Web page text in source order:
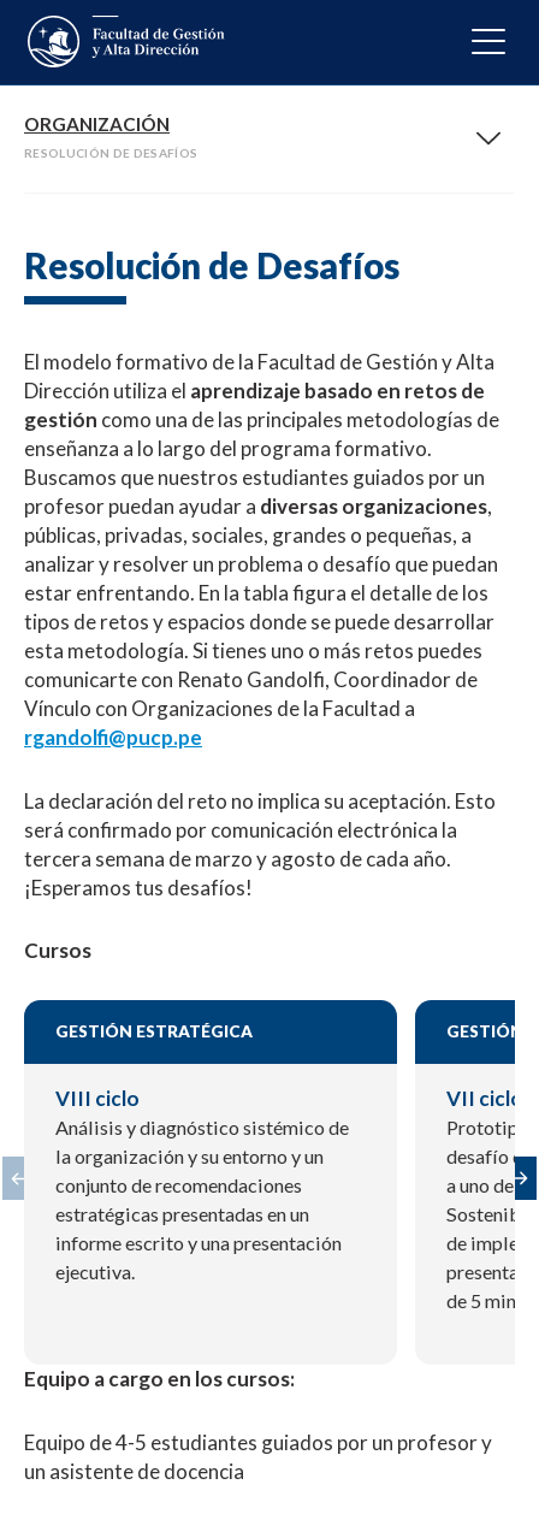
ORGANIZACIÓN
RESOLUCIÓN DE DESAFÍOS
Resolución de Desafíos
El modelo formativo de la Facultad de Gestión y Alta
Dirección utiliza el aprendizaje basado en retos de
gestión como una de las principales metodologías de
enseñanza a lo largo del programa formativo.
Buscamos que nuestros estudiantes guiados por un
profesor puedan ayudar a diversas organizaciones,
públicas, privadas, sociales, grandes o pequeñas, a
analizar y resolver un problema o desafío que puedan
estar enfrentando. En la tabla figura el detalle de los
tipos de retos y espacios donde se puede desarrollar
esta metodología. Si tienes uno o más retos puedes
comunicarte con Renato Gandolfi, Coordinador de
Vínculo con Organizaciones de la Facultad a
rgandolfi@pucp.pe
La declaración del reto no implica su aceptación. Esto
será confirmado por comunicación electrónica la
tercera semana de marzo y agosto de cada año.
¡Esperamos tus desafíos!
Cursos
GESTIÓN ESTRATÉGICA
VIII ciclo
Análisis y diagnóstico sistémico de
la organización y su entorno y un
conjunto de recomendaciones
estratégicas presentadas en un
informe escrito y una presentación
ejecutiva.
GESTIÓN
VII ciclo
Prototipo
desafío de
a uno de
Sostenible
de
de 5
Equipo a cargo en los cursos:
Equipo de 4-5 estudiantes guiados por un profesor y
un asistente de docencia